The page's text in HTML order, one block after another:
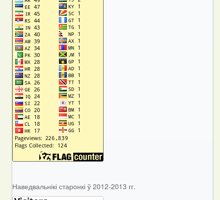
Наведвальнікі старонкі ў 2012-2013 гг.